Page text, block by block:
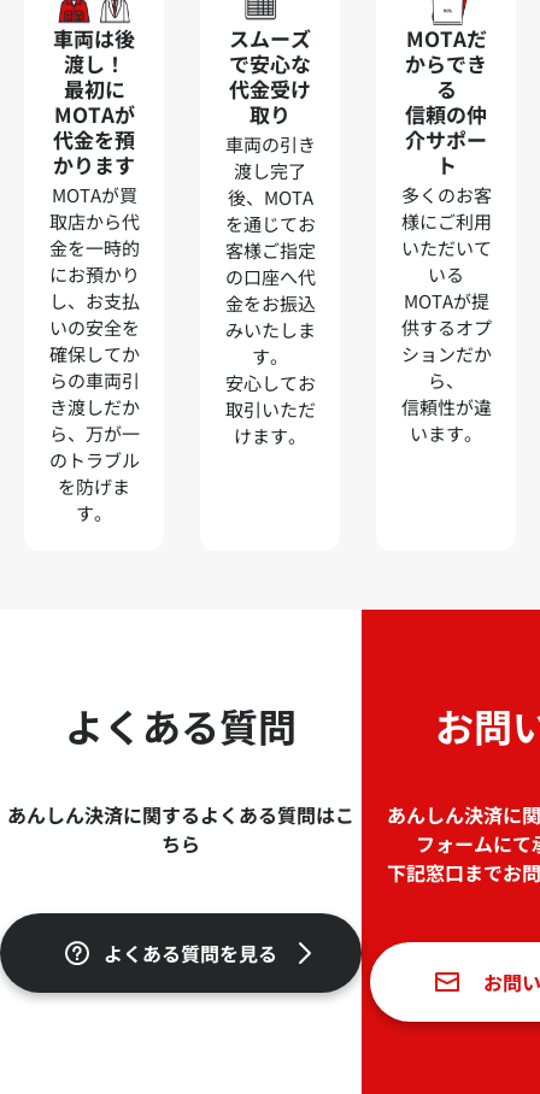
車両は後
渡し！
最初に
MOTAが
代金を預
かります
MOTAが買
取店から代
金を一時的
にお預かり
し、お支払
いの安全を
確保してか
らの車両引
き渡しだか
ら、万が一
のトラブル
を防げま
す。
スムーズ
で安心な
代金受け
取り
車両の引き
渡し完了
後、MOTA
を通じてお
客様ご指定
の口座へ代
金をお振込
みいたしま
す。
安心してお
取引いただ
けます。
MOTAだ
からでき
る
信頼の仲
介サポー
ト
多くのお客
様にご利用
いただいて
いる
MOTAが提
供するオプ
ションだか
ら、
信頼性が違
います。
よくある質問
あんしん決済に関するよくある質問はこ
ちら
よくある質問を見る
お問
あんしん決済に
フォームに
下記窓口までお
お問